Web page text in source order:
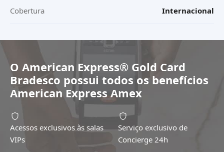
Cobertura Internacional
O American Express® Gold Card
Bradesco possui todos os benefícios
American Express Amex
Acessos exclusivos às salas
VIPs
Serviço exclusivo de
Concierge 24h